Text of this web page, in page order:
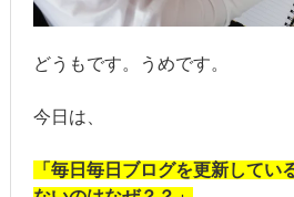
どうもです。うめです。
今日は、
「毎日毎日ブログを更新してい